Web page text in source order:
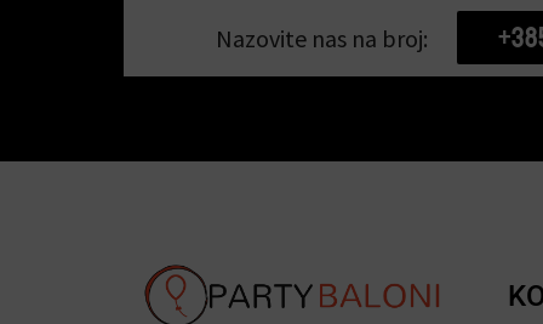
Nazovite nas na broj: